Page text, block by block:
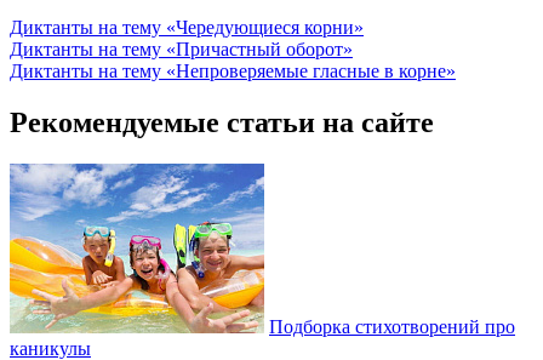
Диктанты на тему «Чередующиеся корни»
Диктанты на тему «Причастный оборот»
Диктанты на тему «Непроверяемые гласные в корне»
Рекомендуемые статьи на сайте
Подборка стихотворений про
каникулы